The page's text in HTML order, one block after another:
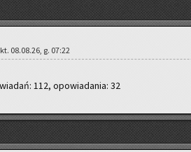
08.08.26, g. 07:22
112, opo­wia­da­nia: 32